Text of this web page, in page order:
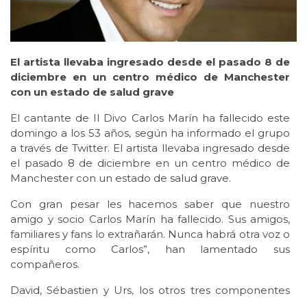
El artista llevaba ingresado desde el pasado 8 de
diciembre en un centro médico de Manchester
con un estado de salud grave
El cantante de Il Divo Carlos Marín ha fallecido este
domingo a los 53 años, según ha informado el grupo
a través de Twitter. El artista llevaba ingresado desde
el pasado 8 de diciembre en un centro médico de
Manchester con un estado de salud grave.
Con gran pesar les hacemos saber que nuestro
amigo y socio Carlos Marín ha fallecido. Sus amigos,
familiares y fans lo extrañarán. Nunca habrá otra voz o
espíritu como Carlos”, han lamentado sus
compañeros.
David, Sébastien y Urs, los otros tres componentes